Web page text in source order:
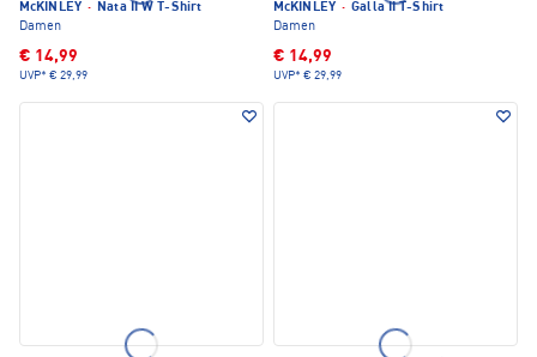
McKINLEY · Nata II W T-Shirt
Damen
€ 14,99
UVP* € 29,99
McKINLEY · Galla II T-Shirt
Damen
€ 14,99
UVP* € 29,99